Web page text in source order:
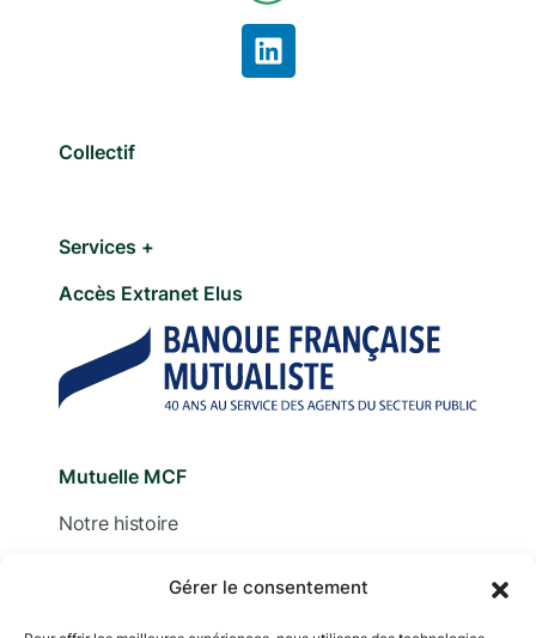
Gérer le consentement
Collectif
Services +
Accès Extranet Elus
Mutuelle MCF
Notre histoire